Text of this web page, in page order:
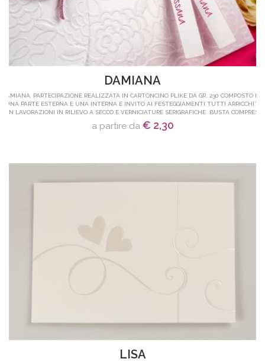
DAMIANA
DAMIANA, PARTECIPAZIONE REALIZZATA IN CARTONCINO PLIKE DA GR. 230 COMPOSTO DA
UNA PARTE ESTERNA E UNA INTERNA E INVITO AI FESTEGGIAMENTI TUTTI ARRICCHITI
CON LAVORAZIONI IN RILIEVO A SECCO E VERNICIATURE SERIGRAFICHE. BUSTA COMPRESA.
a partire da € 2,30
LISA